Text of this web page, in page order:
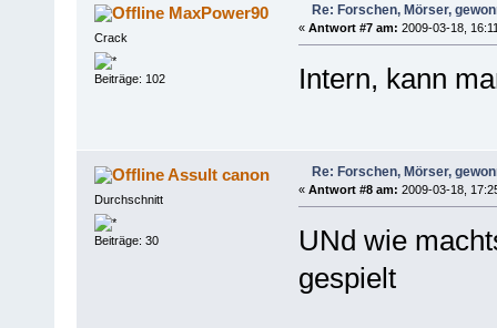
MaxPower90
Crack
Beiträge: 102
Re: Forschen, Mörser,
« Antwort #7 am: 2009-03-18,
Intern, kann
Assult canon
Durchschnitt
Beiträge: 30
Re: Forschen, Mörser,
« Antwort #8 am: 2009-03-18,
UNd wie
gespielt